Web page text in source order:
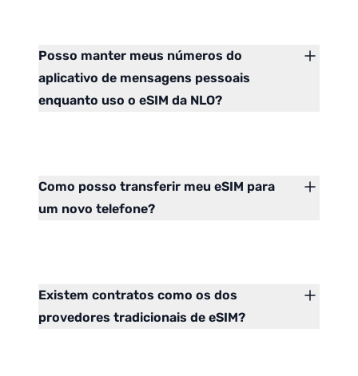
Posso manter meus números do
aplicativo de mensagens pessoais
enquanto uso o eSIM da NLO?
Como posso transferir meu eSIM para
um novo telefone?
Existem contratos como os dos
provedores tradicionais de eSIM?